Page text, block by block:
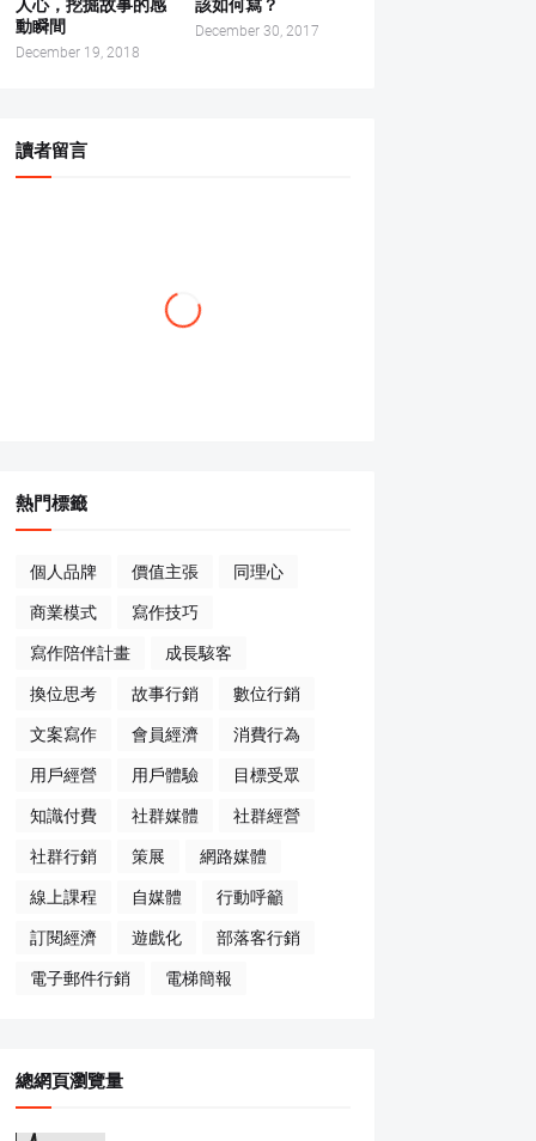
人心，挖掘故事的感
動瞬間
December 19, 2018
該如何寫？
December 30, 2017
讀者留言
熱門標籤
個人品牌 價值主張 同理心
商業模式 寫作技巧
寫作陪伴計畫 成長駭客
換位思考 故事行銷 數位行銷
文案寫作 會員經濟 消費行為
用戶經營 用戶體驗 目標受眾
知識付費 社群媒體 社群經營
社群行銷 策展 網路媒體
線上課程 自媒體 行動呼籲
訂閱經濟 遊戲化 部落客行銷
電子郵件行銷 電梯簡報
總網頁瀏覽量